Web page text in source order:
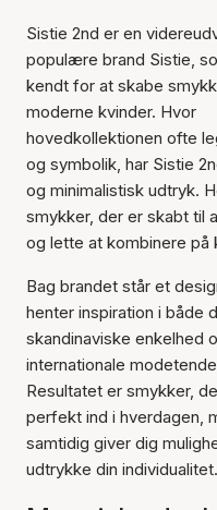
Sistie 2nd er en
populære brand Sistie,
kendt for at skabe
moderne kvinder. Hvor
hovedkollektionen ofte
og symbolik, har Sistie
og minimalistisk udtryk.
smykker, der er skabt til
og lette at kombinere
Bag brandet står et
henter inspiration i både
skandinaviske enkelhed
internationale
Resultatet er smykker,
perfekt ind i hverdagen,
samtidig giver dig
udtrykke din individualitet.